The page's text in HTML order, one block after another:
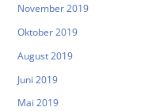
November 2019
Oktober 2019
August 2019
Juni 2019
Mai 2019